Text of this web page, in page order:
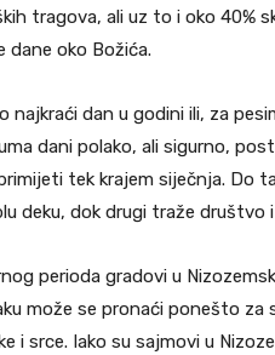
tragova, ali uz to i oko 40%
dane oko Božića.
najkraći dan u godini ili, za
dani polako, ali sigurno,
tek krajem siječnja. Do
deku, dok drugi traže društvo
perioda gradovi u
može se pronaći ponešto
i srce. Iako su sajmovi u